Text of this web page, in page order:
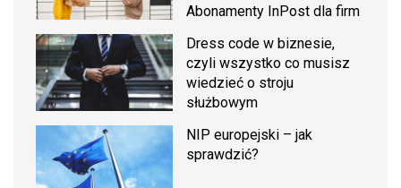
Abonamenty InPost dla firm
Dress code w biznesie,
czyli wszystko co musisz
wiedzieć o stroju
służbowym
NIP europejski – jak
sprawdzić?